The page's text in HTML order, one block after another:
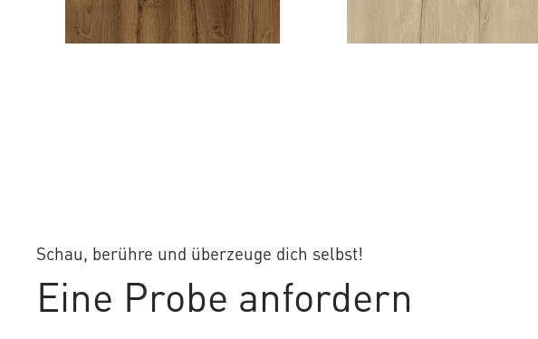
LINA OAK FALCON VALLEY OAK
Schau, berühre und überzeuge dich selbst!
Eine Probe anfordern